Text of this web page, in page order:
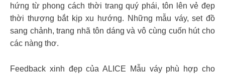
hứng từ phong cách thời trang quý phái, tôn lên vẻ đẹp
thời thượng bắt kịp xu hướng. Những mẫu váy, set đồ
sang chảnh, trang nhã tôn dáng và vô cùng cuốn hút cho
các nàng thơ.
Feedback xinh đẹp của ALICE Mẫu váy phù hợp cho